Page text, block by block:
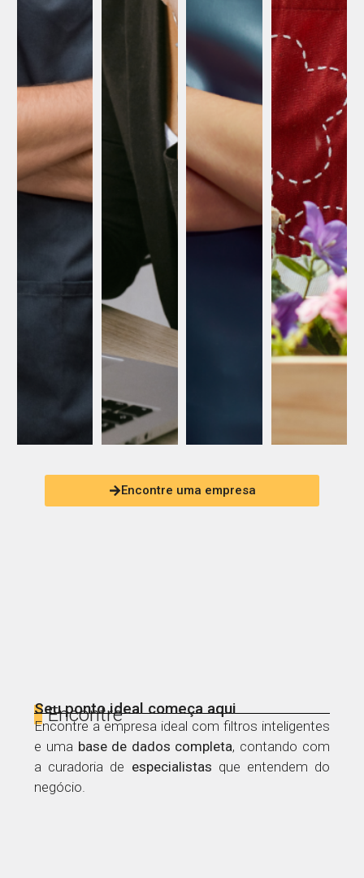
Encontre uma empresa
Encontre
Seu ponto ideal começa aqui
Encontre a empresa ideal com filtros inteligentes
e uma base de dados completa, contando com
a curadoria de especialistas que entendem do
negócio.